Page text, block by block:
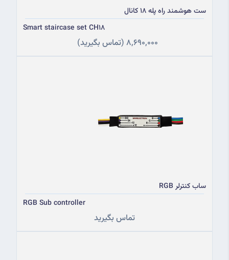
ست هوشمند راه پله 18 کانال
Smart staircase set CH18
8,690,000 (تماس بگیرید)
ساب کنترلر RGB
RGB Sub controller
تماس بگیرید